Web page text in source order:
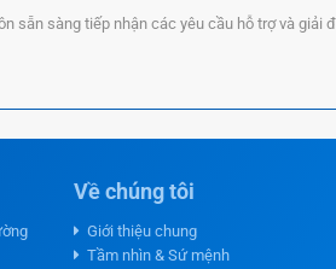
sẵn sàng tiếp nhận các yêu cầu hỗ trợ và giải
Về chúng tôi
Giới thiệu chung
Tầm nhìn & Sứ mệnh